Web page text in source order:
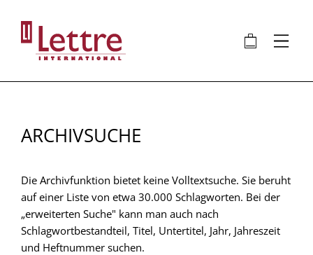
Inhalt
🛍 ⋮
ARCHIVSUCHE
Die Archivfunktion bietet keine Volltextsuche. Sie beruht
auf einer Liste von etwa 30.000 Schlagworten. Bei der
„erweiterten Suche" kann man auch nach
Schlagwortbestandteil, Titel, Untertitel, Jahr, Jahreszeit
und Heftnummer suchen.